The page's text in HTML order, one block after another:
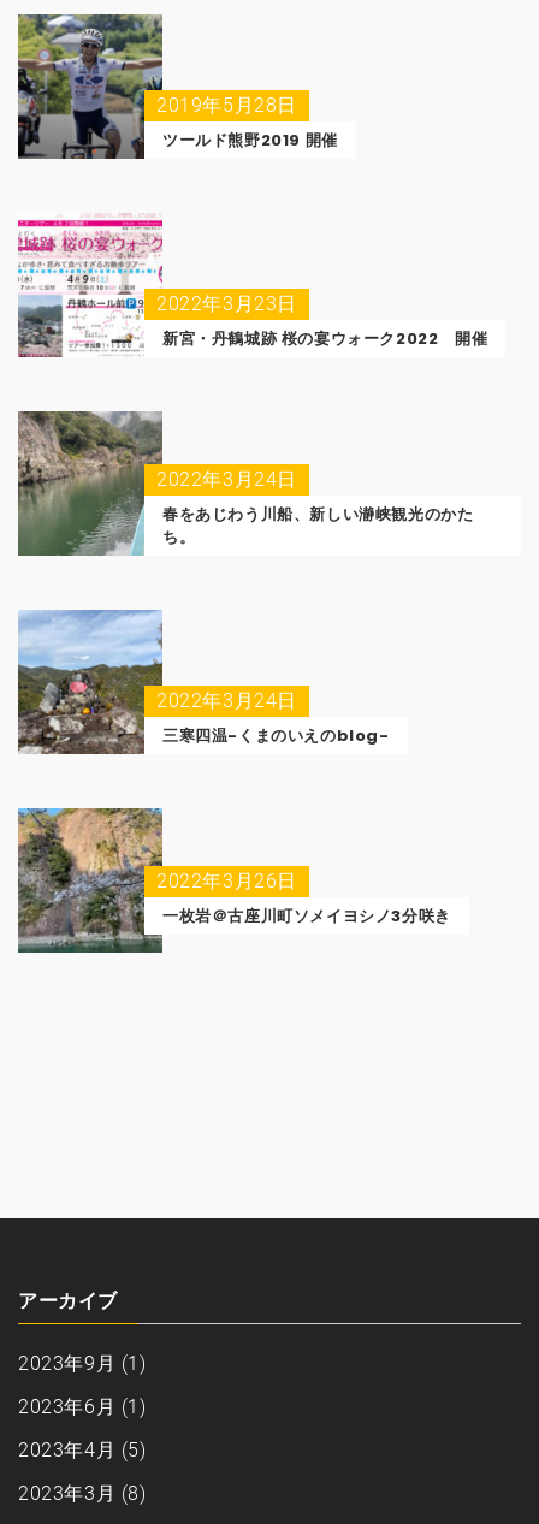
2019年5月28日
ツールド熊野2019 開催
2022年3月23日
新宮・丹鶴城跡 桜の宴ウォーク2022 開催
2022年3月24日
春をあじわう川船、新しい瀞峡観光のかた
ち。
2022年3月24日
三寒四温-くまのいえのblog-
2022年3月26日
一枚岩＠古座川町ソメイヨシノ3分咲き
アーカイブ
2023年9月 (1)
2023年6月 (1)
2023年4月 (5)
2023年3月 (8)